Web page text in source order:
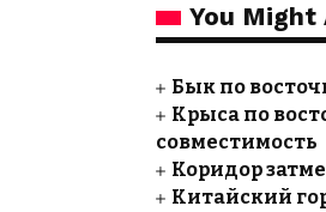
You Might
Бык по
Крыса по
совместимость
Коридор
Китайский